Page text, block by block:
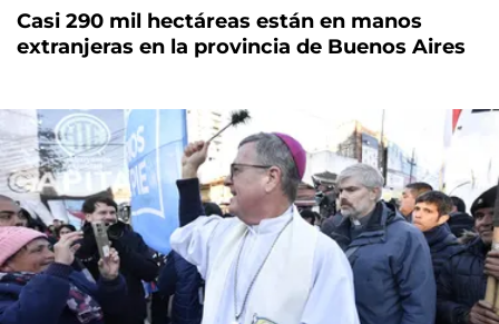
Casi 290 mil hectáreas están en manos
extranjeras en la provincia de Buenos Aires